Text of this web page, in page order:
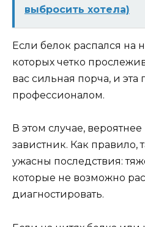
выбросить хотела)
Если белок распался на
которых четко
вас сильная порча, и эта
профессионалом.
В этом случае,
завистник. Как правило,
ужасны последствия:
которые не возможно
диагностировать.